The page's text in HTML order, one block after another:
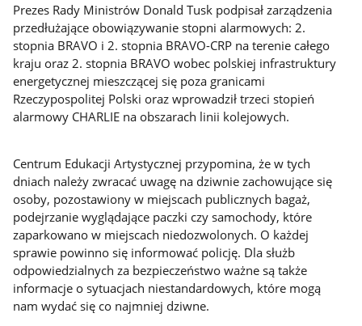
Prezes Rady Ministrów Donald Tusk podpisał zarządzenia
przedłużające obowiązywanie stopni alarmowych: 2.
stopnia BRAVO i 2. stopnia BRAVO-CRP na terenie całego
kraju oraz 2. stopnia BRAVO wobec polskiej infrastruktury
energetycznej mieszczącej się poza granicami
Rzeczypospolitej Polski oraz wprowadził trzeci stopień
alarmowy CHARLIE na obszarach linii kolejowych.
Centrum Edukacji Artystycznej przypomina, że w tych
dniach należy zwracać uwagę na dziwnie zachowujące się
osoby, pozostawiony w miejscach publicznych bagaż,
podejrzanie wyglądające paczki czy samochody, które
zaparkowano w miejscach niedozwolonych. O każdej
sprawie powinno się informować policję. Dla służb
odpowiedzialnych za bezpieczeństwo ważne są także
informacje o sytuacjach niestandardowych, które mogą
nam wydać się co najmniej dziwne.